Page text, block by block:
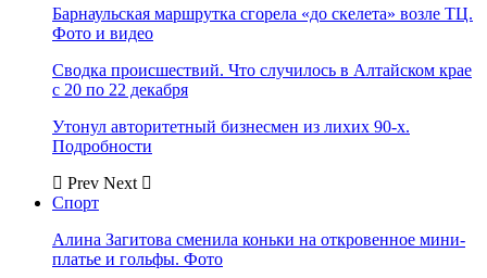
Барнаульская маршрутка сгорела «до скелета» возле ТЦ.
Фото и видео
Сводка происшествий. Что случилось в Алтайском крае
с 20 по 22 декабря
Утонул авторитетный бизнесмен из лихих 90-х.
Подробности
Prev Next
Спорт
Алина Загитова сменила коньки на откровенное мини-
платье и гольфы. Фото